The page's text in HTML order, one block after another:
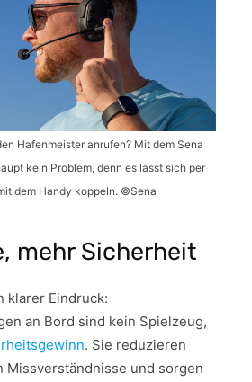
Hafenmeister anrufen? Mit dem Sena
kein Problem, denn es lässt sich per
dem Handy koppeln. ©Sena
mehr Sicherheit
klarer Eindruck:
an Bord sind kein Spielzeug,
. Sie reduzieren
Missverständnisse und sorgen